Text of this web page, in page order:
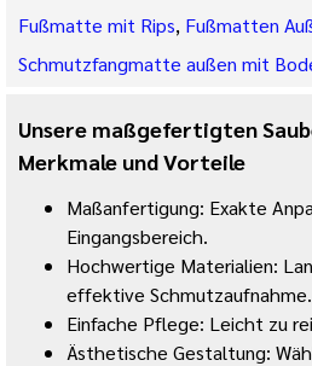
Fußmatte mit Rips, Fußmatten
Schmutzfangmatte außen mit
Unsere maßgefertigten
Merkmale und Vorteile
Maßanfertigung: Exakte
Eingangsbereich.
Hochwertige Materialien:
effektive Schmutzaufnahme.
Einfache Pflege: Leicht zu
Ästhetische Gestaltung: